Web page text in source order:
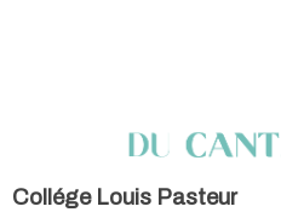
Collége Louis Pasteur